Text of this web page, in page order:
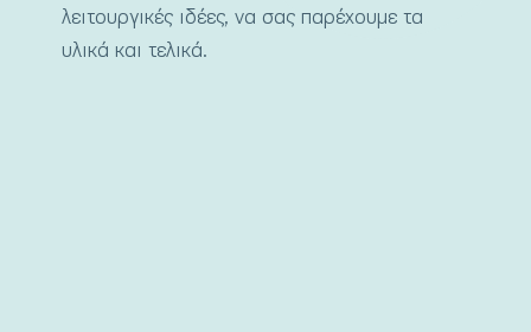
λειτουργικές ιδέες, να σας παρέχουμε τα
υλικά και τελικά.